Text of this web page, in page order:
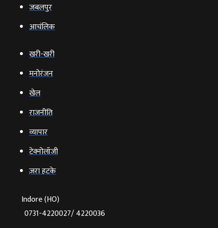
जबलपुर
आचंलिक
खरी-खरी
मनोरंजन
खेल
राजनीति
व्‍यापार
टेक्‍नोलॉजी
ज़रा हटके
Indore (HO)
0731-4220027/ 4220036